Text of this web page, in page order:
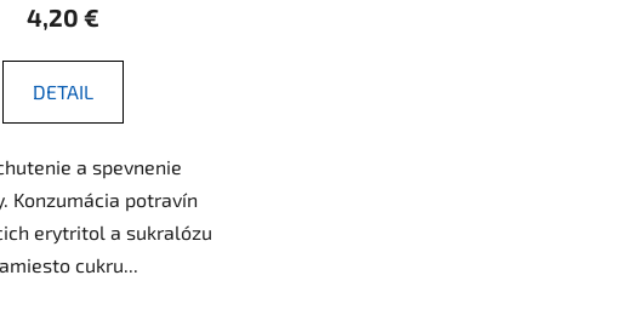
4,20 €
DETAIL
a spevnenie
Konzumácia potravín
erytritol a sukralózu
cukru...